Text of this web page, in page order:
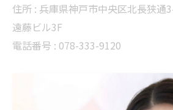
住所 : 兵庫県神戸市中央区北長狭通
遠藤ビル3F
電話番号 : 078-333-9120
三宮周辺で白髪ぼかしハイライト